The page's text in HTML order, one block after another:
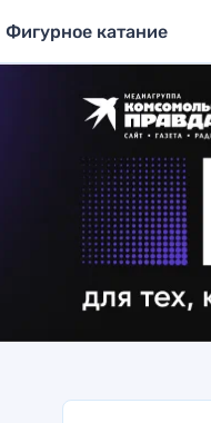
Фигурное катание